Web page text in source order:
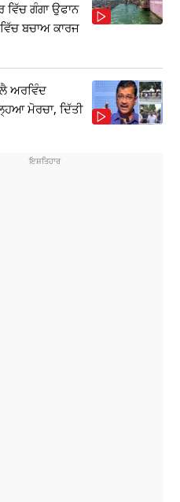
ਵਿੱਚ ਗੰਗਾ ਉਫਾਨ
ਬਚਾਅ ਕਾਰਜ
ਅਰਵਿੰਦ
ਮੋਰਚਾ, ਦਿੱਤੀ